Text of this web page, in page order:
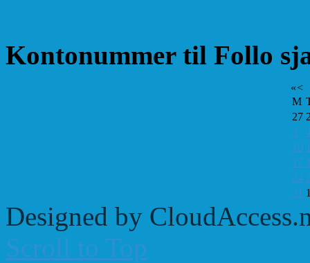
Kontonummer til Follo
«<
M
27
3
10
17
24
31
Designed by
Scroll to Top